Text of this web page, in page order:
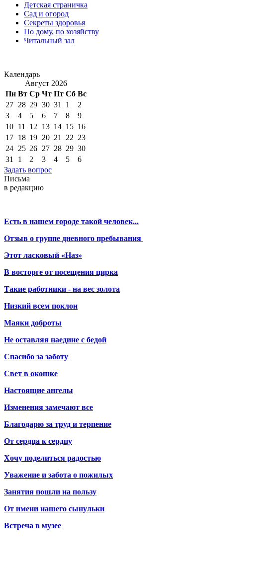
Детская страничка
Сад и огород
Секреты здоровья
По дому, по хозяйству
Читальный зал
Календарь
Август 2026
Пн Вт Ср Чт Пт Сб Вс
27 28 29 30 31 1
2
3
4 5 6 7 8
9
10 11 12 13 14 15 16
17 18 19 20 21 22 23
24 25 26 27 28 29 30
31
1 2 3 4 5
6
Задать вопрос
Письма
в редакцию
Есть в нашем городе такой человек...
Отзыв о группе дневного пребывания
Этот ласковый «Наз»
В восторге от посещения цирка
Такие работники - на вес золота
Низкий всем поклон
Маяки доброты
Не оставляя наедине с бедой
Спасибо за заботу
Свет в окошке
Настоящие ангелы
Изменения замечают все
Благодарю за труд и терпение
От сердца к сердцу
Хочу поделиться радостью
Уважение и забота о пожилых
Занятия пошли на пользу
От имени нашего сынульки
Встреча в музее